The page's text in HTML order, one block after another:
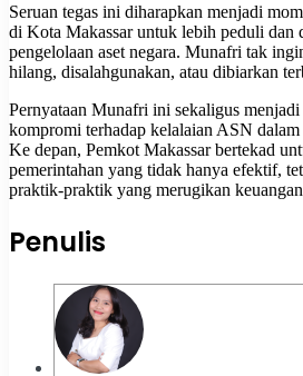
Seruan tegas ini diharapkan menjadi
di Kota Makassar untuk lebih peduli dan
pengelolaan aset negara. Munafri tak
hilang, disalahgunakan, atau dibiarkan
Pernyataan Munafri ini sekaligus
kompromi terhadap kelalaian ASN dalam
Ke depan, Pemkot Makassar bertekad
pemerintahan yang tidak hanya efektif,
praktik-praktik yang merugikan
Penulis